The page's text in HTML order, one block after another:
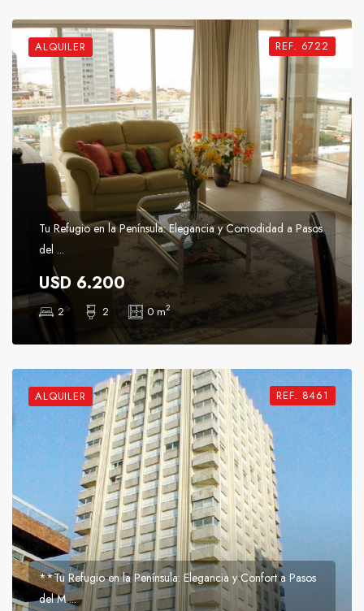
ALQUILER REF. 6722
Tu Refugio en la Península: Elegancia y Comodidad a Pasos
del ...
USD 6.200
2 2 0 m2
ALQUILER REF. 8461
**Tu Refugio en la Península: Elegancia y Confort a Pasos
del M ...